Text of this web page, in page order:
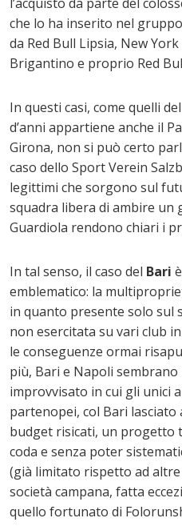
che lo ha inserito nel
da Red Bull Lipsia, New
Brigantino e proprio Red
In questi casi, come quelli
d’anni appartiene anche il
Girona, non si può certo
caso dello Sport Verein
legittimi che sorgono sul
squadra libera di ambire un
Guardiola rendono chiari i
In tal senso, il caso del Bari
emblematico: la
in quanto presente solo sul
non esercitata su vari club
le conseguenze ormai
più, Bari e Napoli
improvvisato in cui gli unici
partenopei, col Bari lasciato
budget risicati, un progetto
coda e senza poter
(già limitato rispetto ad
società campana, fatta
quello fortunato di